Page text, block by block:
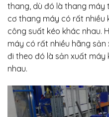
thang, dù đó là thang máy
cơ thang máy có rất nhiều
công suất kéo khác nhau.
máy có rất nhiều hãng
đi theo đó là sản xuất máy
nhau.